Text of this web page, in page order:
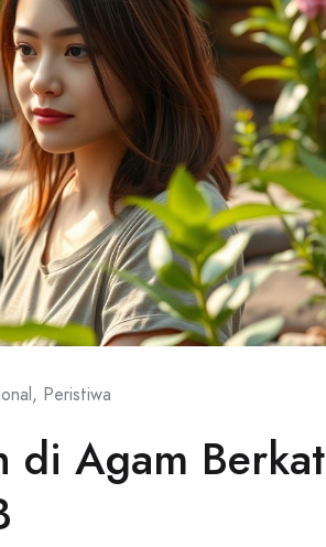
, Peristiwa
di Agam Berkat